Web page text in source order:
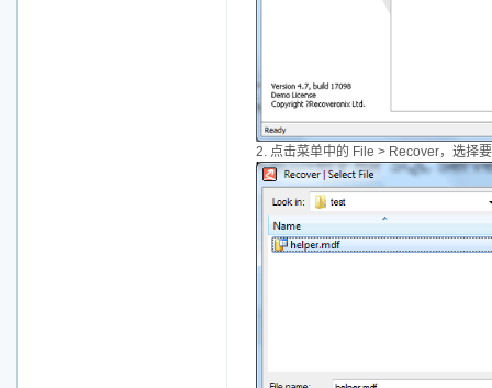
2. 点击菜单中的 File > Recover，选择